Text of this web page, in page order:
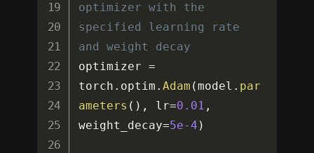
optimizer with the
specified learning rate
and weight decay
optimizer =
torch . optim .Adam (model . par
ameters ( ) , lr=0.01 ,
weight_decay=5e-4 )